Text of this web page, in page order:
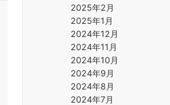
2025年2月
2025年1月
2024年12月
2024年11月
2024年10月
2024年9月
2024年8月
2024年7月